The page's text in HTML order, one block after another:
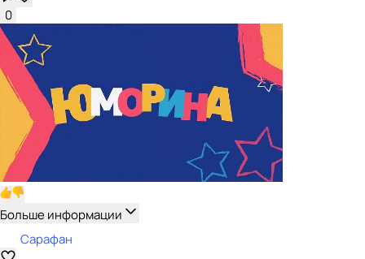
0
Больше информации
Сарафан